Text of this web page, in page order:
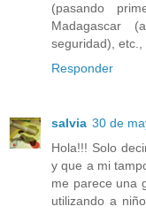
(pasando
Madagascar
seguridad), etc.,
Responder
salvia 30 de
Hola!!! Solo
y que a mi
me parece una
utilizando a